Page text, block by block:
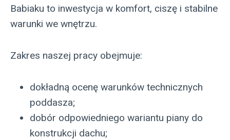
Babiaku to inwestycja w komfort, ciszę i stabilne
warunki we wnętrzu.
Zakres naszej pracy obejmuje:
dokładną ocenę warunków technicznych
poddasza;
dobór odpowiedniego wariantu piany do
konstrukcji dachu;